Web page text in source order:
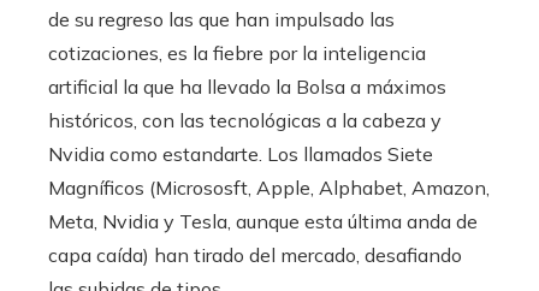
de su regreso las que han impulsado las
cotizaciones, es la fiebre por la inteligencia
artificial la que ha llevado la Bolsa a máximos
históricos, con las tecnológicas a la cabeza y
Nvidia como estandarte. Los llamados Siete
Magníficos (Micrososft, Apple, Alphabet, Amazon,
Meta, Nvidia y Tesla, aunque esta última anda de
capa caída) han tirado del mercado, desafiando